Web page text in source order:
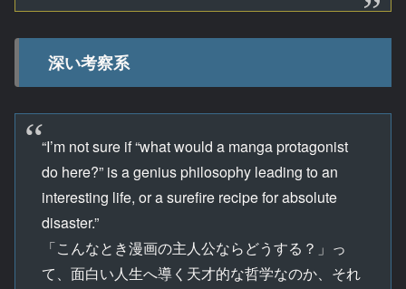
深い考察系
“I’m not sure if “what would a manga protagonist
do here?” is a genius philosophy leading to an
interesting life, or a surefire recipe for absolute
disaster.”
「こんなとき漫画の主人公ならどうする？」っ
て、面白い人生へ導く天才的な哲学なのか、それ